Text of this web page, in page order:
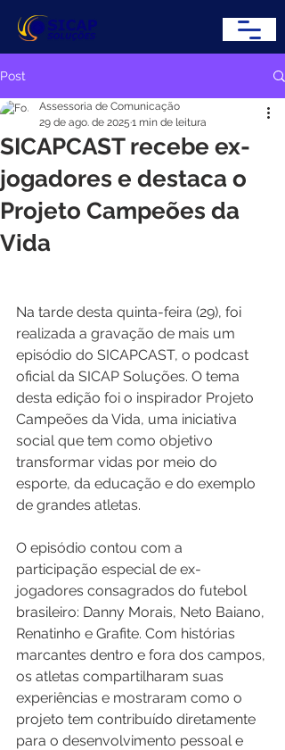
Post
SICAPCAST recebe ex-
jogadores e destaca o
Projeto Campeões da
Vida
Assessoria de Comunicação
29 de ago. de 2025 1 min de leitura
Na tarde desta quinta-feira (29), foi
realizada a gravação de mais um
episódio do SICAPCAST, o podcast
oficial da SICAP Soluções. O tema
desta edição foi o inspirador Projeto
Campeões da Vida, uma iniciativa
social que tem como objetivo
transformar vidas por meio do
esporte, da educação e do exemplo
de grandes atletas.
O episódio contou com a
participação especial de ex-
jogadores consagrados do futebol
brasileiro: Danny Morais, Neto Baiano,
Renatinho e Grafite. Com histórias
marcantes dentro e fora dos campos,
os atletas compartilharam suas
experiências e mostraram como o
projeto tem contribuído diretamente
para o desenvolvimento pessoal e